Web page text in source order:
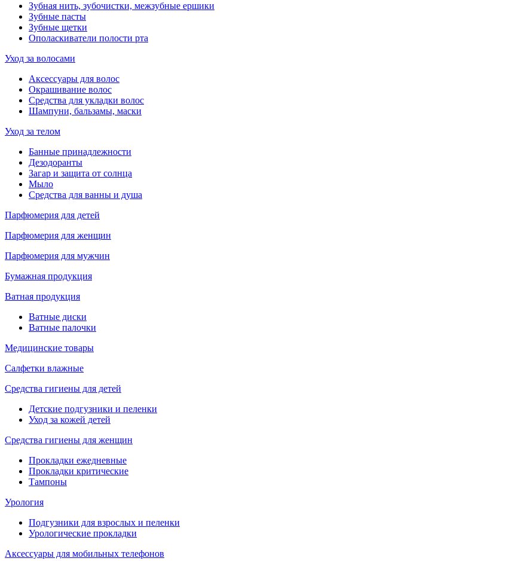
Зубная нить, зубочистки, межзубные ершики
Зубные пасты
Зубные щетки
Ополаскиватели полости рта
Уход за волосами
Аксессуары для волос
Окрашивание волос
Средства для укладки волос
Шампуни, бальзамы, маски
Уход за телом
Банные принадлежности
Дезодоранты
Загар и защита от солнца
Мыло
Средства для ванны и душа
Парфюмерия для детей
Парфюмерия для женщин
Парфюмерия для мужчин
Бумажная продукция
Ватная продукция
Ватные диски
Ватные палочки
Медицинские товары
Салфетки влажные
Средства гигиены для детей
Детские подгузники и пеленки
Уход за кожей детей
Средства гигиены для женщин
Прокладки ежедневные
Прокладки критические
Тампоны
Урология
Подгузники для взрослых и пеленки
Урологические прокладки
Аксессуары для мобильных телефонов